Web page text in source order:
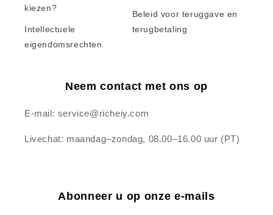
kiezen?
Intellectuele
eigendomsrechten
Beleid voor teruggave en
terugbetaling
Neem contact met ons op
E-mail: service@richeiy.com
Livechat: maandag–zondag, 08.00–16.00 uur (PT)
Abonneer u op onze e-mails